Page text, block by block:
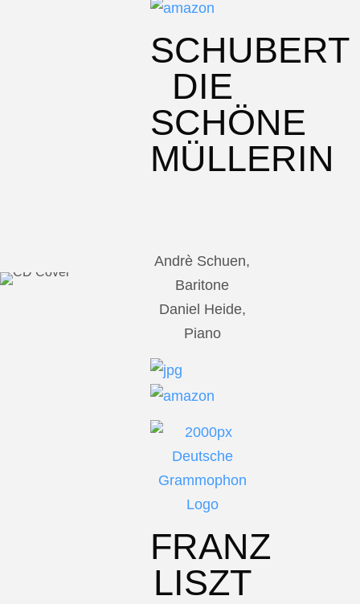
SCHUBERT
DIE
SCHÖNE
MÜLLERIN
Andrè Schuen,
Baritone
Daniel Heide,
Piano
FRANZ
LISZT